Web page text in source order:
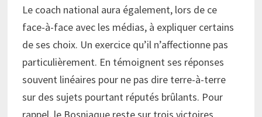
Le coach national aura également, lors de ce
face-à-face avec les médias, à expliquer certains
de ses choix. Un exercice qu’il n’affectionne pas
particulièrement. En témoignent ses réponses
souvent linéaires pour ne pas dire terre-à-terre
sur des sujets pourtant réputés brûlants. Pour